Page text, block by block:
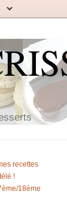
recettes
!
18ème